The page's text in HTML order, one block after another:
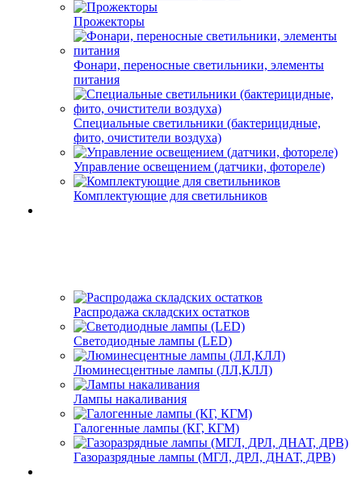
Прожекторы
Фонари, переносные светильники, элементы
питания
Специальные светильники (бактерицидные,
фито, очистители воздуха)
Управление освещением (датчики, фотореле)
Комплектующие для светильников
Распродажа складских остатков
Светодиодные лампы (LED)
Люминесцентные лампы (ЛЛ,КЛЛ)
Лампы накаливания
Галогенные лампы (КГ, КГМ)
Газоразрядные лампы (МГЛ, ДРЛ, ДНАТ, ДРВ)